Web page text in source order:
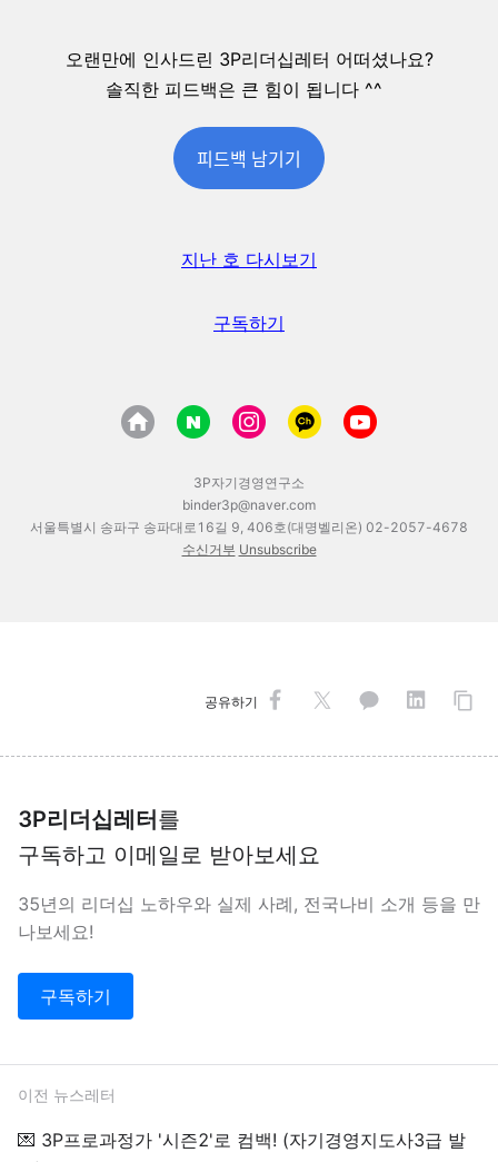
오랜만에 인사드린 3P리더십레터 어떠셨나요?
솔직한 피드백은 큰 힘이 됩니다 ^^
피드백 남기기
지난 호 다시보기
구독하기
3P자기경영연구소
binder3p@naver.com
서울특별시 송파구 송파대로16길 9, 406호(대명벨리온) 02-2057-4678
수신거부 Unsubscribe
공유하기
3P리더십레터를
구독하고 이메일로 받아보세요
35년의 리더십 노하우와 실제 사례, 전국나비 소개 등을 만
나보세요!
구독하기
이전 뉴스레터
💌 3P프로과정가 '시즌2'로 컴백! (자기경영지도사3급 발